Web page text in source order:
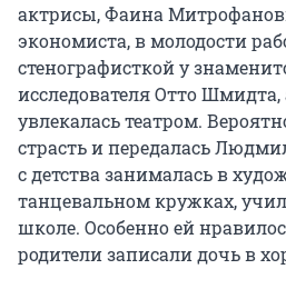
актрисы, Фаина
экономиста, в молодости
стенографисткой у
исследователя Отто Шмидта,
увлекалась театром.
страсть и передалась
с детства занималась в
танцевальном кружках,
школе. Особенно ей
родители записали дочь в